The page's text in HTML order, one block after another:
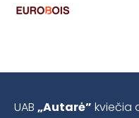
UAB „Autarė” kviečia